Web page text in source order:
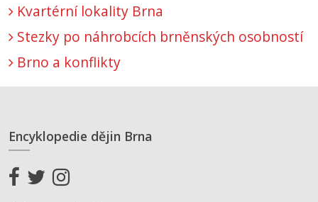
Kvartérní lokality Brna
Stezky po náhrobcích brněnských osobností
Brno a konflikty
Encyklopedie dějin Brna